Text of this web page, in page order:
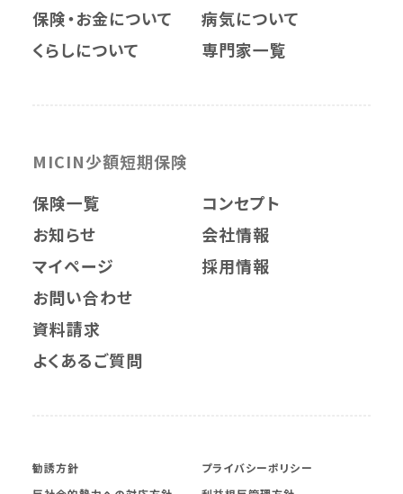
保険・お金について
病気について
くらしについて
専門家一覧
MICIN少額短期保険
保険一覧
お知らせ
マイページ
コンセプト
会社情報
採用情報
お問い合わせ
資料請求
よくあるご質問
勧誘方針
プライバシーポリシー